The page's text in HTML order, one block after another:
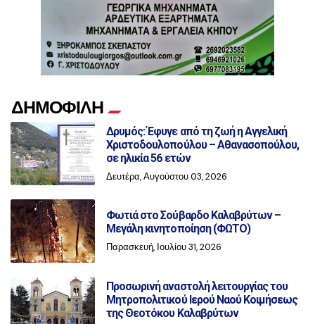
ΔΗΜΟΦΙΛΗ
Δρυμός: Έφυγε από τη ζωή η Αγγελική
Χριστοδουλοπούλου – Αθανασοπούλου,
σε ηλικία 56 ετών
Δευτέρα, Αυγούστου 03, 2026
Φωτιά στο Σούβαρδο Καλαβρύτων –
Μεγάλη κινητοποίηση (ΦΩΤΟ)
Παρασκευή, Ιουλίου 31, 2026
Προσωρινή αναστολή λειτουργίας του
Μητροπολιτικού Ιερού Ναού Κοιμήσεως
της Θεοτόκου Καλαβρύτων